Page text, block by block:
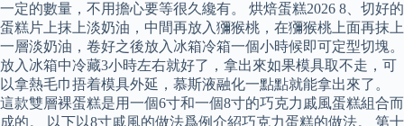
一定的數量，不用擔心要等很久纔有。 烘焙蛋糕2026 8、切好的
蛋糕片上抹上淡奶油，中間再放入獼猴桃，在獼猴桃上面再抹上
一層淡奶油，卷好之後放入冰箱冷箱一個小時候即可定型切塊。
放入冰箱中冷藏3小時左右就好了，拿出來如果模具取不走，可
以拿熱毛巾捂着模具外延，慕斯液融化一點點就能拿出來了。
這款雙層裸蛋糕是用一個6寸和一個8寸的巧克力戚風蛋糕組合而
成的。 以下以8寸戚風的做法爲例介紹巧克力蛋糕的做法。 第十